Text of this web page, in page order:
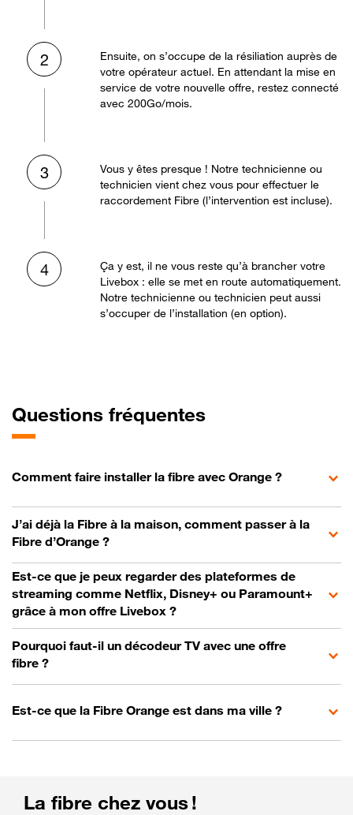
2
Ensuite, on s’occupe de la résiliation auprès de
votre opérateur actuel. En attendant la mise en
service de votre nouvelle offre, restez connecté
avec 200Go/mois.
3
Vous y êtes presque ! Notre technicienne ou
technicien vient chez vous pour effectuer le
raccordement Fibre (l’intervention est incluse).
4
Ça y est, il ne vous reste qu’à brancher votre
Livebox : elle se met en route automatiquement.
Notre technicienne ou technicien peut aussi
s’occuper de l’installation (en option).
Questions fréquentes
Comment faire installer la fibre avec Orange ?
J’ai déjà la Fibre à la maison, comment passer à la
Fibre d’Orange ?
Est-ce que je peux regarder des plateformes de
streaming comme Netflix, Disney+ ou Paramount+
grâce à mon offre Livebox ?
Pourquoi faut-il un décodeur TV avec une offre
fibre ?
Est-ce que la Fibre Orange est dans ma ville ?
La fibre chez vous !